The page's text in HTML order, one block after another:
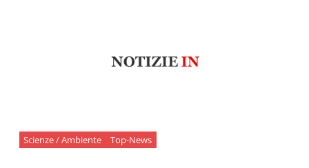
Scienze / Ambiente Top-News